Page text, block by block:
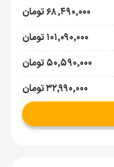
۶۸٬۴۹۰٬۰۰۰ تومان
۱۰۱٬۰۹۰٬۰۰۰ تومان
۵۰٬۵۹۰٬۰۰۰ تومان
۳۲٬۹۹۰٬۰۰۰ تومان